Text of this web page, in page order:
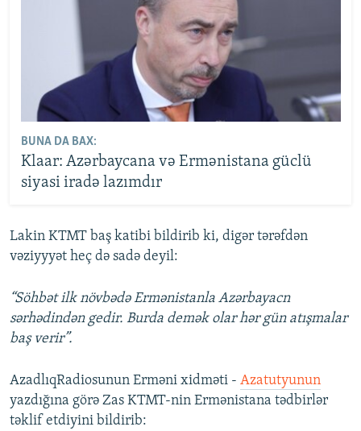
BUNA DA BAX:
Klaar: Azərbaycana və Ermənistana güclü
siyasi iradə lazımdır
Lakin KTMT baş katibi bildirib ki, digər tərəfdən
vəziyyyət heç də sadə deyil:
“Söhbət ilk növbədə Ermənistanla Azərbayacn
sərhədindən gedir. Burda demək olar hər gün atışmalar
baş verir”.
AzadlıqRadiosunun Erməni xidməti - Azatutyunun
yazdığına görə Zas KTMT-nin Ermənistana tədbirlər
təklif etdiyini bildirib: